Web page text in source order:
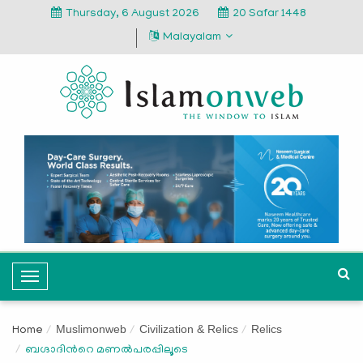
Thursday, 6 August 2026
20 Safar 1448
Malayalam
T
o
g
l
Home Muslimonweb Civilization & Relics Relics
ബഗ്ദാദിന്‍റെ മണല്‍പരപ്പിലൂടെ